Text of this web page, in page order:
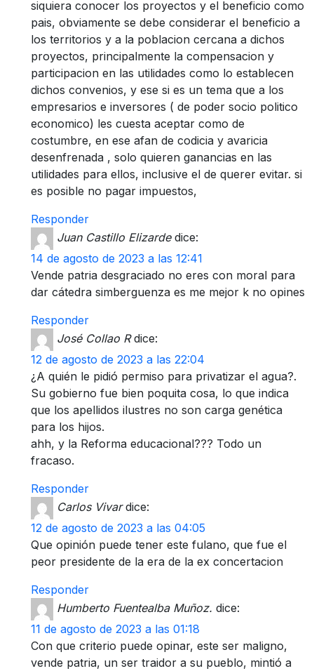
siquiera conocer los proyectos y el beneficio como
pais, obviamente se debe considerar el beneficio a
los territorios y a la poblacion cercana a dichos
proyectos, principalmente la compensacion y
participacion en las utilidades como lo establecen
dichos convenios, y ese si es un tema que a los
empresarios e inversores ( de poder socio politico
economico) les cuesta aceptar como de
costumbre, en ese afan de codicia y avaricia
desenfrenada , solo quieren ganancias en las
utilidades para ellos, inclusive el de querer evitar. si
es posible no pagar impuestos,
Responder
Juan Castillo Elizarde dice:
14 de agosto de 2023 a las 12:41
Vende patria desgraciado no eres con moral para
dar cátedra simberguenza es me mejor k no opines
Responder
José Collao R dice:
12 de agosto de 2023 a las 22:04
¿A quién le pidió permiso para privatizar el agua?.
Su gobierno fue bien poquita cosa, lo que indica
que los apellidos ilustres no son carga genética
para los hijos.
ahh, y la Reforma educacional??? Todo un
fracaso.
Responder
Carlos Vivar dice:
12 de agosto de 2023 a las 04:05
Que opinión puede tener este fulano, que fue el
peor presidente de la era de la ex concertacion
Responder
Humberto Fuentealba Muñoz. dice:
11 de agosto de 2023 a las 01:18
Con que criterio puede opinar, este ser maligno,
vende patria, un ser traidor a su pueblo, mintió a